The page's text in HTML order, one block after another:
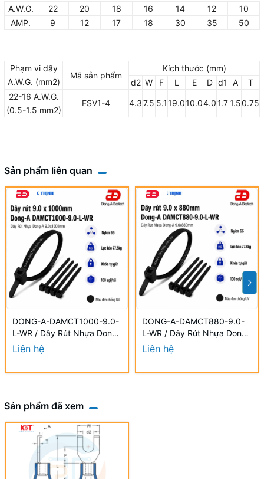
A.W.G.
22 20 18 16 14 12
10
AMP.
9 12 17 18 30 35 50
Phạm vi dây
A.W.G. (mm2)
Mã sản phẩm
Kích thước (mm)
d2 W F L E D d1 A
T
22-16 A.W.G.
(0.5-1.5 mm2)
FSV1-4 4.37.5 5.119.010.04.01.71.50.75
Sản phẩm liên quan
DONG-A-DAMCT1000-9.0-
L-WR / Dây Rút Nhựa Dong-
A 9.0×1000mm Chống UV
Liên hệ
DONG-A-DAMCT880-9.0-
L-WR / Dây Rút Nhựa Dong-
A 9.0×880mm Chống UV
Liên hệ
Sản phẩm đã xem